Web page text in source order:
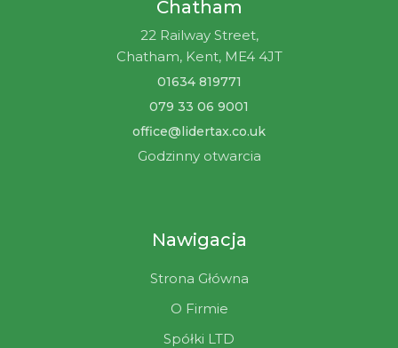
Chatham
22 Railway Street,
Chatham, Kent, ME4 4JT
01634 819771
079 33 06 9001
office@lidertax.co.uk
Godzinny otwarcia
Nawigacja
Strona Główna
O Firmie
Spółki LTD